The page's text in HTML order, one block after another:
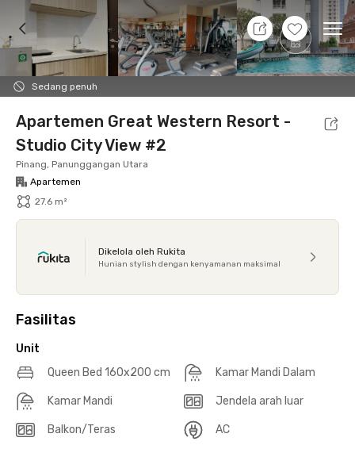
+10
Sedang penuh
8 Agt 26 - Belum tahu
Foto Fasilitas bersama Lokasi Aturan
Apartemen Great Western Resort -
Studio City View #2
Pinang, Panunggangan Utara
Apartemen
27.6 m²
Dikelola oleh Rukita
Hunian stylish dengan kenyamanan maksimal
Fasilitas
Unit
Queen Bed 160x200 cm
Kamar Mandi Dalam
Kamar Mandi Jendela arah luar
Balkon/Teras AC